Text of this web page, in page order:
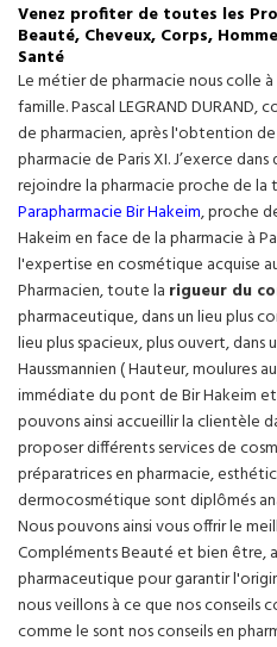
Venez profiter de toutes les
Beauté, Cheveux, Corps,
Santé
Le métier de pharmacie nous colle
famille. Pascal LEGRAND
de pharmacien, après l'obtention
pharmacie de Paris XI. J’exerce
rejoindre la pharmacie proche de la
Parapharmacie Bir Hakeim, proche
Hakeim en face de la pharmacie à
l'expertise en cosmétique acquise
Pharmacien, toute la rigueur du
pharmaceutique, dans un lieu plus
lieu plus spacieux, plus ouvert, dans
Haussmannien ( Hauteur, moulures
immédiate du pont de Bir Hakeim
pouvons ainsi accueillir la clientèle
proposer différents services de
préparatrices en pharmacie,
dermocosmétique sont diplômés
Nous pouvons ainsi vous offrir le
Compléments Beauté et bien être,
pharmaceutique pour garantir
nous veillons à ce que nos conseils
comme le sont nos conseils en